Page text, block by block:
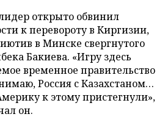
открыто обвинил
к перевороту в Киргизии,
в Минске свергнутого
Бакиева. «Игру здесь
временное правительство
Россия с Казахстаном…
к этому пристегнули»,
он.